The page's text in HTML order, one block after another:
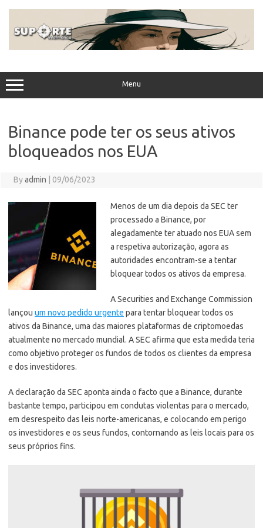
Menu
Binance pode ter os seus ativos
bloqueados nos EUA
Byadmin 09/06/2023
Menos de um dia depois da SEC ter
processado a Binance, por
alegadamente ter atuado nos EUA sem
a respetiva autorização, agora as
autoridades encontram-se a tentar
bloquear todos os ativos da empresa.
A Securities and Exchange Commission
lançou um novo pedido urgente para tentar bloquear todos os
ativos da Binance, uma das maiores plataformas de criptomoedas
atualmente no mercado mundial. A SEC afirma que esta medida teria
como objetivo proteger os fundos de todos os clientes da empresa
e dos investidores.
A declaração da SEC aponta ainda o facto que a Binance, durante
bastante tempo, participou em condutas violentas para o mercado,
em desrespeito das leis norte-americanas, e colocando em perigo
os investidores e os seus fundos, contornando as leis locais para os
seus próprios fins.